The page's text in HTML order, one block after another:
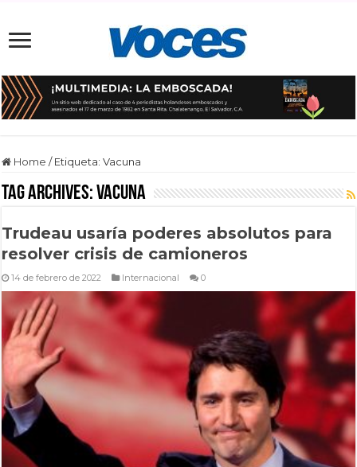
Home / Etiqueta:Vacuna
Tag Archives:Vacuna
Trudeau usaría poderes absolutos para
resolver crisis de camioneros
14 de febrero de 2022 Internacional 0